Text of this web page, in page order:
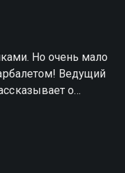
Но очень мало
Ведущий
о
рецептом